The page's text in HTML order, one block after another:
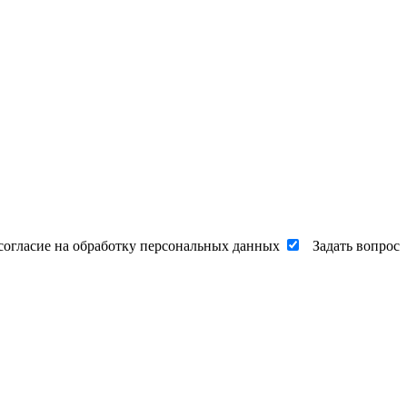
на обработку персональных данных Задать вопрос